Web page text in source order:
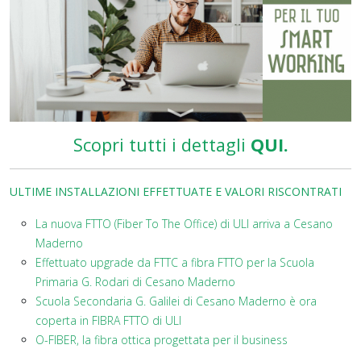
Scopri tutti i dettagli QUI.
ULTIME INSTALLAZIONI EFFETTUATE E VALORI RISCONTRATI
La nuova FTTO (Fiber To The Office) di ULI arriva a Cesano
Maderno
Effettuato upgrade da FTTC a fibra FTTO per la Scuola
Primaria G. Rodari di Cesano Maderno
Scuola Secondaria G. Galilei di Cesano Maderno è ora
coperta in FIBRA FTTO di ULI
O-FIBER, la fibra ottica progettata per il business